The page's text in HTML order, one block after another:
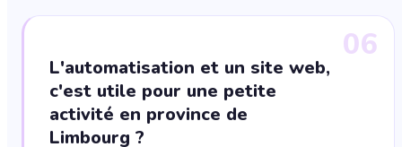
06
L'automatisation et un site web,
c'est utile pour une petite
activité en province de
Limbourg ?